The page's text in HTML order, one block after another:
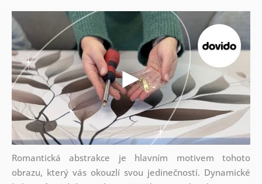
Romantická abstrakce je hlavním motivem tohoto
obrazu, který vás okouzlí svou jedinečností. Dynamické